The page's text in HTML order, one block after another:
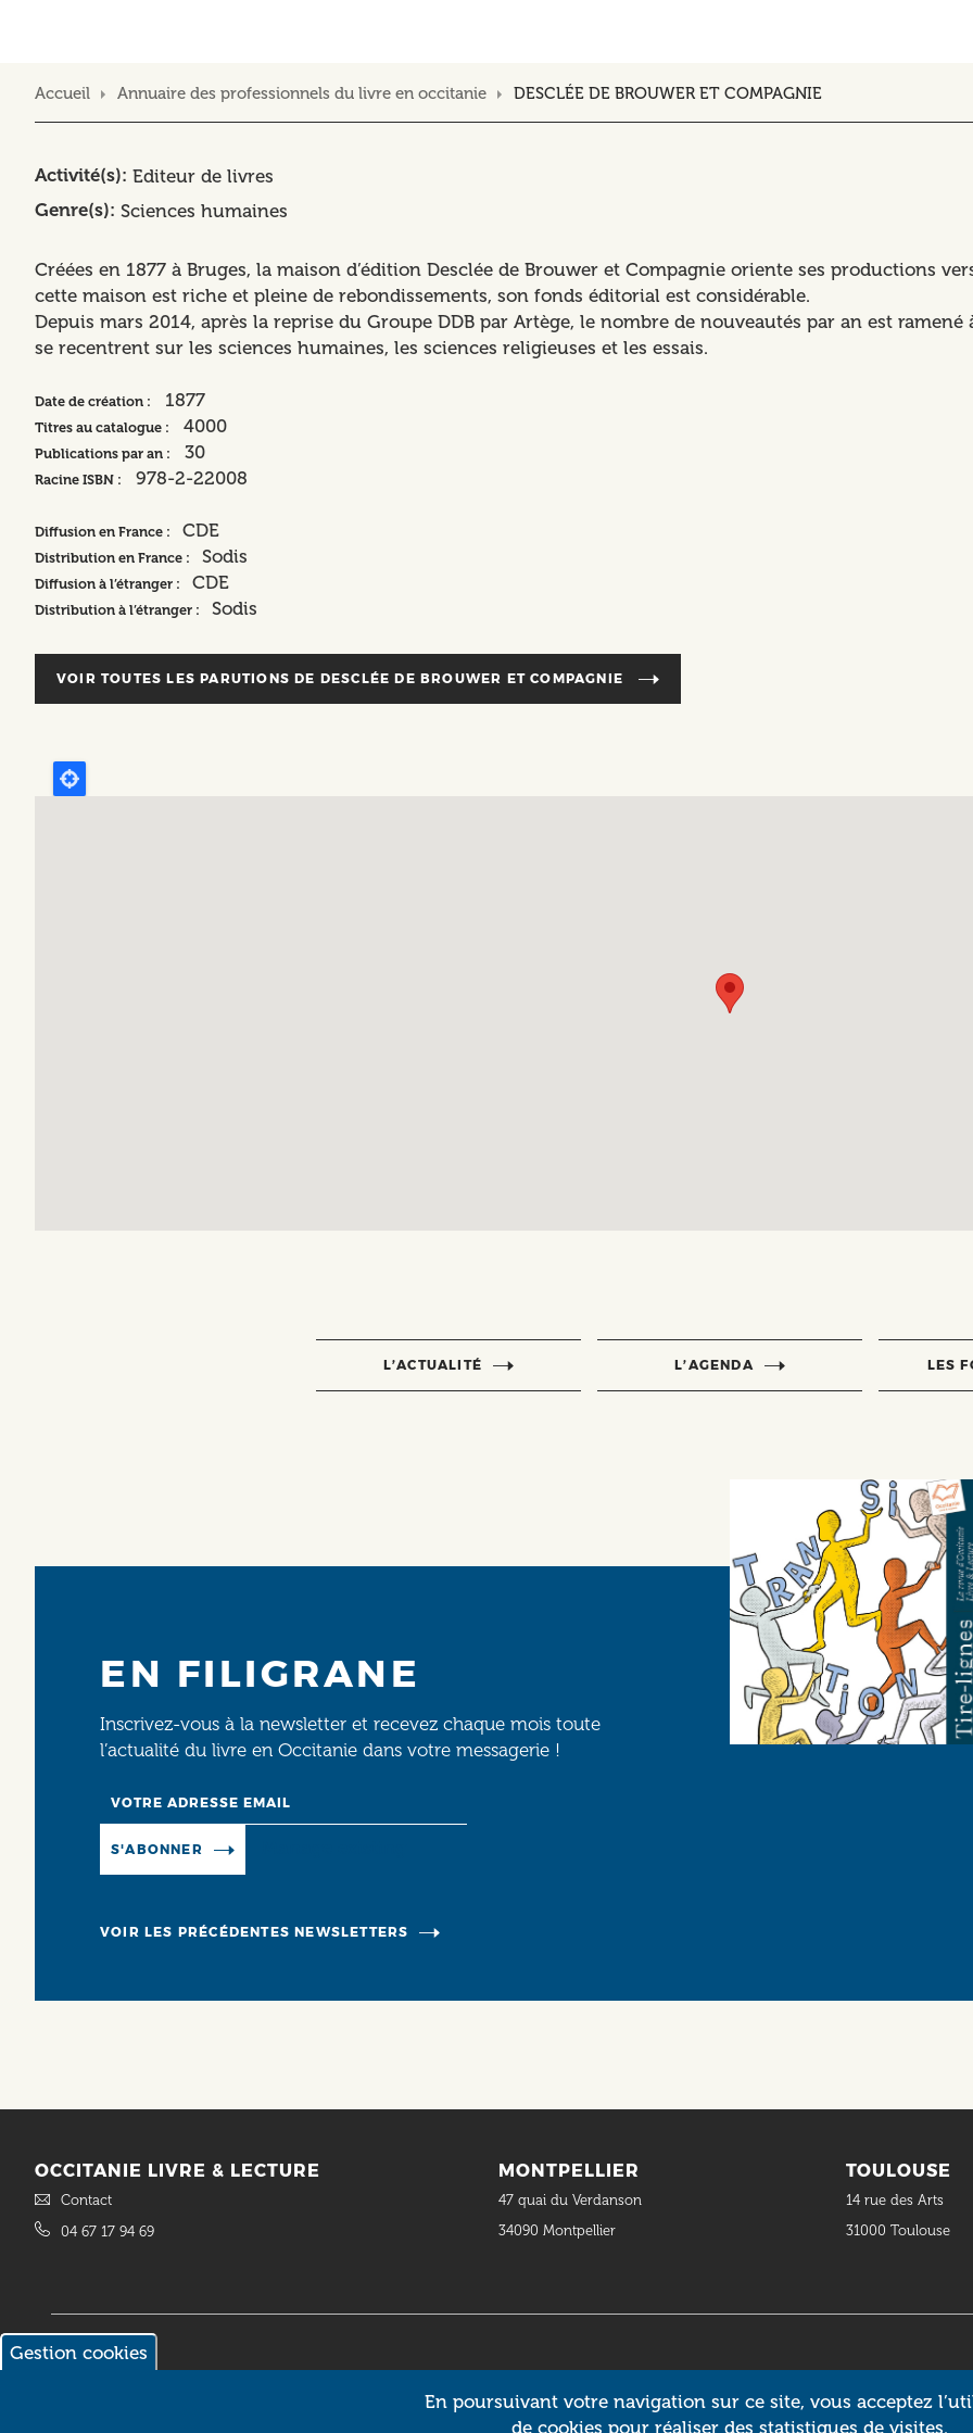
Accueil Annuaire des professionnels du livre en occitanie DESCLÉE DE BROUWER ET COMPAGNIE
Activité(s) Editeur de livres
Genre(s) Sciences humaines
Créées en 1877 à Bruges, la maison d’édition Desclée de Brouwer et Compagnie oriente ses productions
cette maison est riche et pleine de rebondissements, son fonds éditorial est considérable.
Depuis mars 2014, après la reprise du Groupe DDB par Artège, le nombre de nouveautés par an est
se recentrent sur les sciences humaines, les sciences religieuses et les essais.
Date de création : 1877
Titres au catalogue : 4000
Publications par an : 30
Racine ISBN : 978-2-22008
Diffusion en France : CDE
Distribution en France : Sodis
Diffusion à l’étranger : CDE
Distribution à l’étranger : Sodis
VOIR TOUTES LES PARUTIONS DE DESCLÉE DE BROUWER ET COMPAGNIE
L’ACTUALITÉ L’AGENDA LES
EN FILIGRANE
Inscrivez-vous à la newsletter et recevez chaque mois toute
l’actualité du livre en Occitanie dans votre messagerie !
S'ABONNER
VOIR LES PRÉCÉDENTES NEWSLETTERS
OCCITANIE LIVRE & LECTURE
Contact
04 67 17 94 69
MONTPELLIER
47 quai du Verdanson
34090 Montpellier
TOULOUSE
14 rue des Arts
31000 Toulouse
Intuitiv Interactive
Gestion cookies
En poursuivant votre navigation sur ce site, vous acceptez
de cookies pour réaliser des statistiques de visites.